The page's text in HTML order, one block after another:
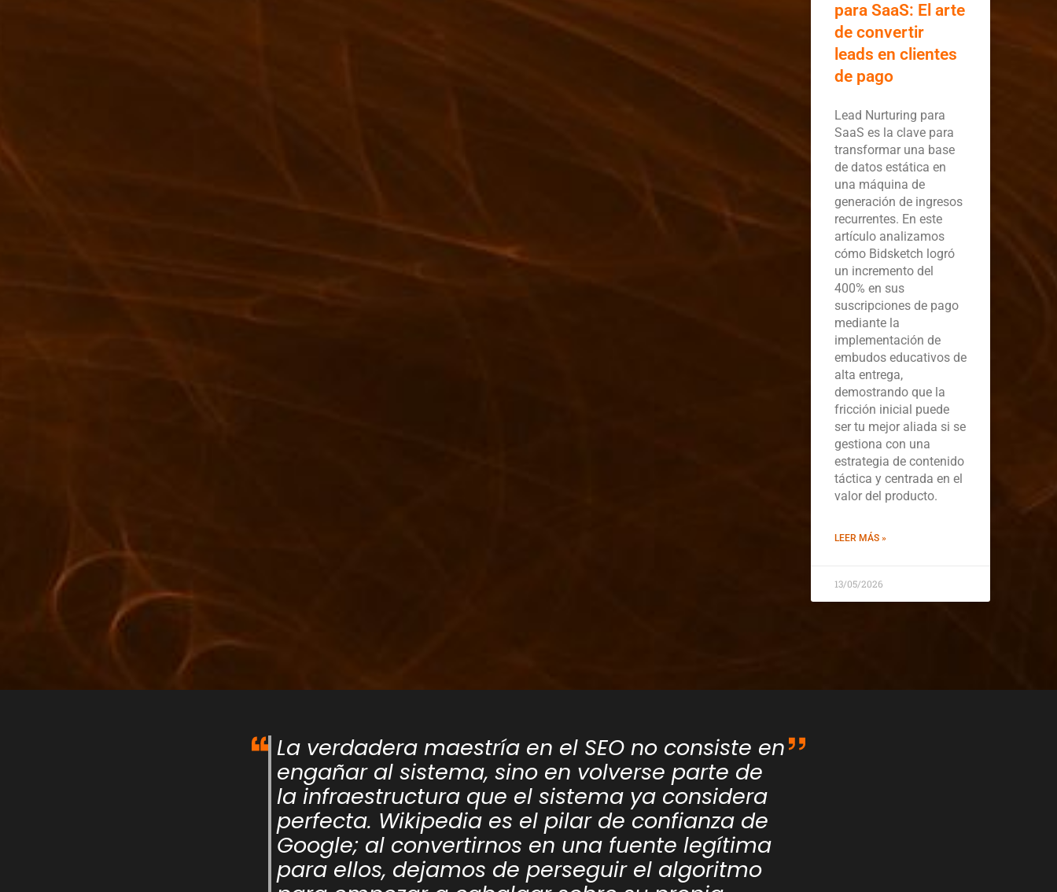
para SaaS: El arte
de convertir
leads en clientes
de pago
Lead Nurturing para
SaaS es la clave para
transformar una base
de datos estática en
una máquina de
generación de ingresos
recurrentes. En este
artículo analizamos
cómo Bidsketch logró
un incremento del
400% en sus
suscripciones de pago
mediante la
implementación de
embudos educativos de
alta entrega,
demostrando que la
fricción inicial puede
ser tu mejor aliada si se
gestiona con una
estrategia de contenido
táctica y centrada en el
valor del producto.
LEER MÁS »
13/05/2026
La verdadera maestría en el SEO no consiste en
engañar al sistema, sino en volverse parte de
la infraestructura que el sistema ya considera
perfecta. Wikipedia es el pilar de confianza de
Google; al convertirnos en una fuente legítima
para ellos, dejamos de perseguir el algoritmo